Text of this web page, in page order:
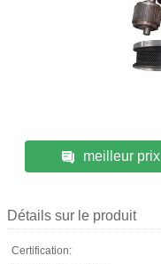
meilleur prix
Détails sur le produit
Certification: